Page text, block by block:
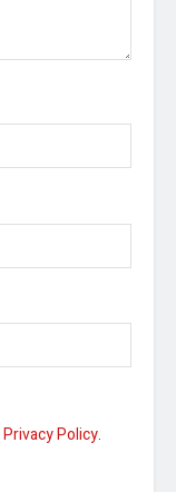
Privacy Policy.